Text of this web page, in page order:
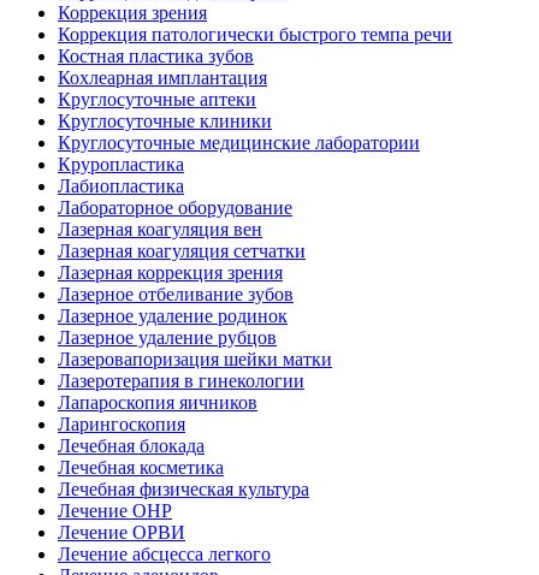
Коррекция зрения
Коррекция патологически быстрого темпа речи
Костная пластика зубов
Кохлеарная имплантация
Круглосуточные аптеки
Круглосуточные клиники
Круглосуточные медицинские лаборатории
Круропластика
Лабиопластика
Лабораторное оборудование
Лазерная коагуляция вен
Лазерная коагуляция сетчатки
Лазерная коррекция зрения
Лазерное отбеливание зубов
Лазерное удаление родинок
Лазерное удаление рубцов
Лазеровапоризация шейки матки
Лазеротерапия в гинекологии
Лапароскопия яичников
Ларингоскопия
Лечебная блокада
Лечебная косметика
Лечебная физическая культура
Лечение ОНР
Лечение ОРВИ
Лечение абсцесса легкого